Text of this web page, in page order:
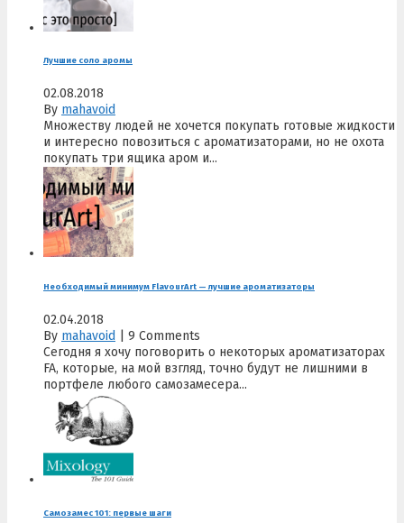
Лучшие соло аромы
02.08.2018
By mahavoid
Множеству людей не хочется покупать готовые жидкости
и интересно повозиться с ароматизаторами, но не охота
покупать три ящика аром и...
Необходимый минимум FlavourArt — лучшие ароматизаторы
02.04.2018
By mahavoid
9 Comments
Сегодня я хочу поговорить о некоторых ароматизаторах
FA, которые, на мой взгляд, точно будут не лишними в
портфеле любого самозамесера...
Самозамес 101: первые шаги